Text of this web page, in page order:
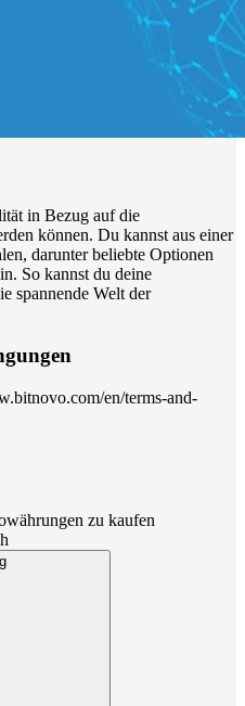
in Bezug auf die
können. Du kannst aus einer
darunter beliebte Optionen
So kannst du deine
spannende Welt der
en/terms-and-
zu kaufen